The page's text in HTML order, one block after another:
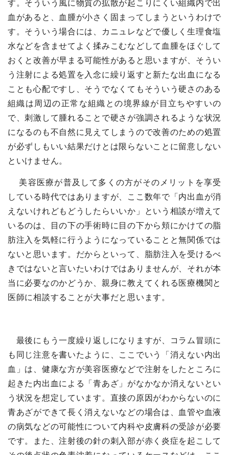
す。そういう風に物質の拡散が起こりにくい組織内で出
血があると、血腫が小さく固まってしまうというわけで
す。そういう場合には、カニュレなどで優しく生理食塩
水などを含ませてよく揉みこむなどして血腫をほぐして
おくと改善が早まる可能性があると思いますが、そうい
う注射による処置を入念に繰り返すと新たな出血になる
ことも心配ですし、そうでなくてもそういう硬さのある
組織は周辺の正常な組織との境界線が目立ちやすいの
で、刺激して腫れることで硬さが強調されるような状況
になるのも不自然に見えてしまうので改善のための処置
が必ずしもいい結果だけとは限らないことに留意しない
といけません。
美容医療が普及して多くの方がそのメリットを享受
している時代ではありますが、ここ数年で「内出血が消
えないけれどもどうしたらいいか」という相談が増えて
いるのは、目の下の手術時に目の下から頬にかけての脂
肪注入を気軽に行うようになっていることと無関係では
ないと思います。だからといって、脂肪注入を受けるべ
きではないと言いたいわけではありませんが、それが本
当に必要なのかどうか、親身に教えてくれる医療機関と
医師に相談することが大事だと思います。
最後にもう一度繰り返しになりますが、コラム冒頭に
も同じ注意を書いたように、ここでいう「消えない内出
血」は、健康な方が美容医療などで注射をしたところに
起きた内出血による「青あざ」がなかなか消えないとい
う状況を想定しています。直接の原因がわからないのに
青あざができて長く消えないなどの場合は、血管や血液
の病気などの可能性について内科や皮膚科の受診が必要
です。また、注射後の針の刺入部が赤く炎症を起こして